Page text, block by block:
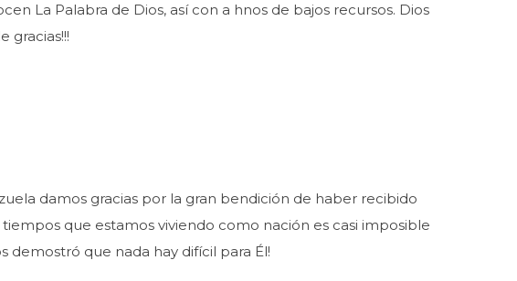
La Palabra de Dios, así con a hnos de bajos recursos. Dios
gracias!!!
damos gracias por la gran bendición de haber recibido
que estamos viviendo como nación es casi imposible
demostró que nada hay difícil para Él!